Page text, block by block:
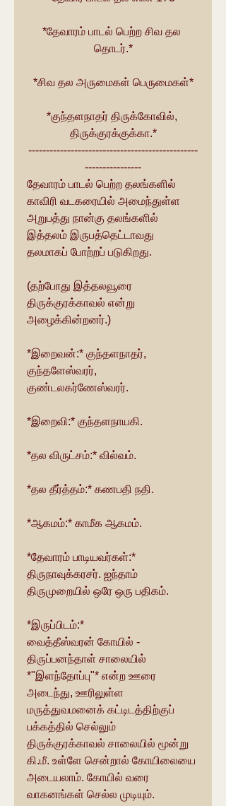
*தேவாரம் பாடல் பெற்ற சிவ தல
தொடர்.*
*சிவ தல அருமைகள் பெருமைகள்*
*குந்தளநாதர் திருக்கோவில்,
திருக்குரக்குக்கா.*
------------------------------------------------
----------------
தேவாரம் பாடல் பெற்ற தலங்களில்
காவிரி வடகரையில் அமைந்துள்ள
அறுபத்து நான்கு தலங்களில்
இத்தலம் இருபத்தெட்டாவது
தலமாகப் போற்றப் படுகிறது.
(தற்போது இத்தலவூரை
திருக்குரக்காவல் என்று
அழைக்கின்றனர்.)
*இறைவன்:* குந்தளநாதர்,
குந்தளேஸ்வரர்,
குண்டலகர்ணேஸ்வரர்.
*இறைவி:* குந்தளநாயகி.
*தல விருட்சம்:* வில்வம்.
*தல தீர்த்தம்:* கணபதி நதி.
*ஆகமம்:* காமீக ஆகமம்.
*தேவாரம் பாடியவர்கள்:*
திருநாவுக்கரசர். ஐந்தாம்
திருமுறையில் ஒரே ஒரு பதிகம்.
*இருப்பிடம்:*
வைத்தீஸ்வரன் கோயில் -
திருப்பனந்தாள் சாலையில்
*"இளந்தோப்பு"* என்ற ஊரை
அடைந்து, ஊரிலுள்ள
மருத்துவமனைக் கட்டிடத்திற்குப்
பக்கத்தில் செல்லும்
திருக்குரக்காவல் சாலையில் மூன்று
கி.மீ. உள்ளே சென்றால் கோயிலையை
அடையலாம். கோயில் வரை
வாகனங்கள் செல்ல முடியும்.